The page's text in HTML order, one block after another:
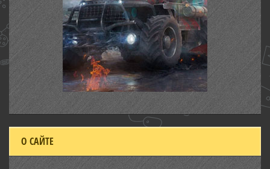
О САЙТЕ